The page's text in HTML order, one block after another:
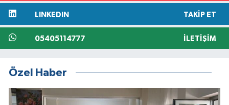
LINKEDIN TAKIP ET
05405114777 İLETIŞIM
Özel Haber